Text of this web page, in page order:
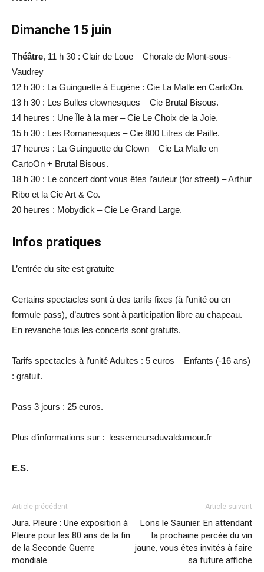
Dimanche 15 juin
Théâtre, 11 h 30 : Clair de Loue – Chorale de Mont-sous-
Vaudrey
12 h 30 : La Guinguette à Eugène : Cie La Malle en CartoOn.
13 h 30 : Les Bulles clownesques – Cie Brutal Bisous.
14 heures : Une Île à la mer – Cie Le Choix de la Joie.
15 h 30 : Les Romanesques – Cie 800 Litres de Paille.
17 heures : La Guinguette du Clown – Cie La Malle en
CartoOn + Brutal Bisous.
18 h 30 : Le concert dont vous êtes l’auteur (for street) – Arthur
Ribo et la Cie Art & Co.
20 heures : Mobydick – Cie Le Grand Large.
Infos pratiques
L’entrée du site est gratuite
Certains spectacles sont à des tarifs fixes (à l’unité ou en
formule pass), d’autres sont à participation libre au chapeau.
En revanche tous les concerts sont gratuits.
Tarifs spectacles à l’unité Adultes : 5 euros – Enfants (-16 ans)
: gratuit.
Pass 3 jours : 25 euros.
Plus d’informations sur : lessemeursduvaldamour.fr
E.S.
Article précédent
Jura. Pleure : Une exposition à
Pleure pour les 80 ans de la fin
de la Seconde Guerre
mondiale
Article suivant
Lons le Saunier. En attendant
la prochaine percée du vin
jaune, vous êtes invités à faire
sa future affiche